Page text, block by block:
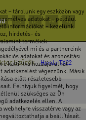
– tárolunk egy eszközön vagy
adatokat – például
információkat – kezelünk
hirdetés- és
termékek
mi és a partnereink
adatokat és azonosítási
kattintva hozzájárulhat
végezzünk. Másik
előtt részletesebb
Felhívjuk figyelmét, hogy
szükséges az Ön
adatkezelés ellen. A
visszatérve vagy az
a beállításait.
EN DE FR RO
Szűrők-Honda TX22